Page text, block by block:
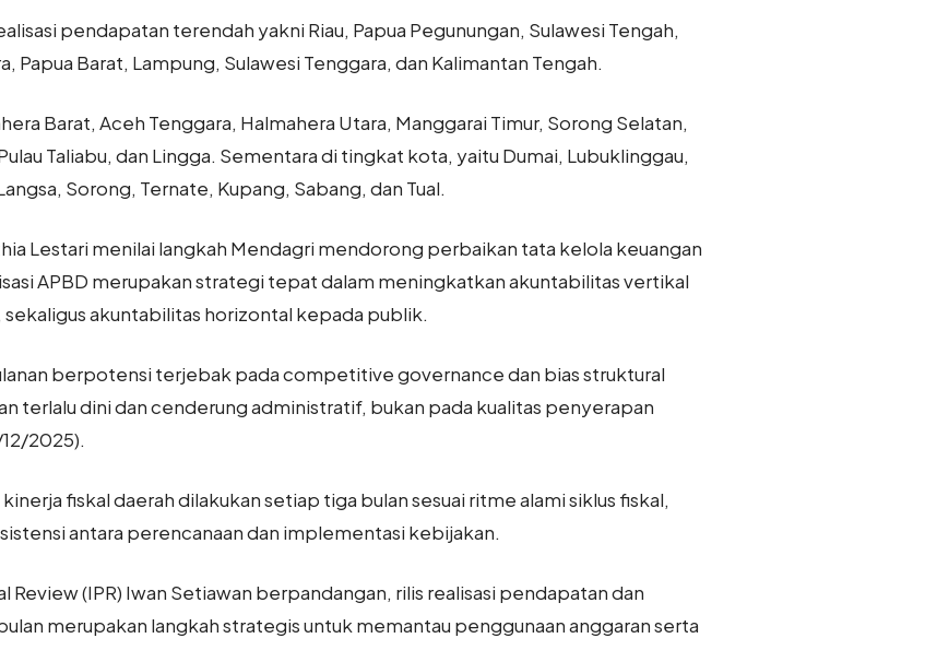
pendapatan terendah yakni Riau, Papua Pegunungan, Sulawesi Tengah,
Papua Barat, Lampung, Sulawesi Tenggara, dan Kalimantan Tengah.
Barat, Aceh Tenggara, Halmahera Utara, Manggarai Timur, Sorong Selatan,
Taliabu, dan Lingga. Sementara di tingkat kota, yaitu Dumai, Lubuklinggau,
Sorong, Ternate, Kupang, Sabang, dan Tual.
Lestari menilai langkah Mendagri mendorong perbaikan tata kelola keuangan
APBD merupakan strategi tepat dalam meningkatkan akuntabilitas vertikal
akuntabilitas horizontal kepada publik.
berpotensi terjebak pada competitive governance dan bias struktural
terlalu dini dan cenderung administratif, bukan pada kualitas penyerapan
2025).
fiskal daerah dilakukan setiap tiga bulan sesuai ritme alami siklus fiskal,
antara perencanaan dan implementasi kebijakan.
(IPR) Iwan Setiawan berpandangan, rilis realisasi pendapatan dan
merupakan langkah strategis untuk memantau penggunaan anggaran serta